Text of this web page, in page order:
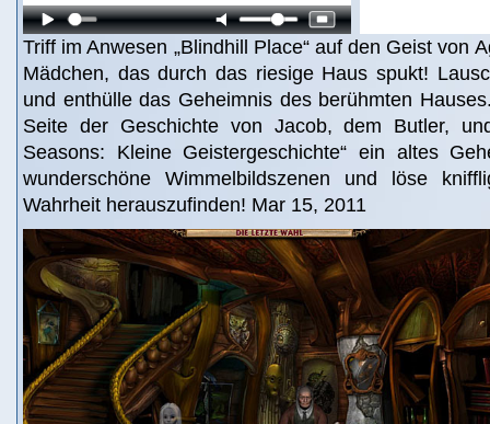
Triff im Anwesen „Blindhill Place“ auf den Geist von
Mädchen, das durch das riesige Haus spukt!
und enthülle das Geheimnis des berühmten
Seite der Geschichte von Jacob, dem Butler,
Seasons: Kleine Geistergeschichte“ ein altes
wunderschöne Wimmelbildszenen und löse
Wahrheit herauszufinden! Mar 15, 2011